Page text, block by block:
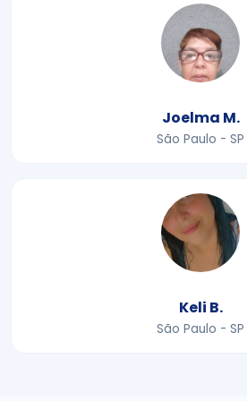
Joelma M.
São Paulo - SP
Keli B.
São Paulo - SP